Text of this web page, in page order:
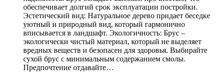
обеспечивает долгий срок эксплуатации постройки.
Эстетический вид: Натуральное дерево придает беседке
уютный и природный вид, который гармонично
вписывается в ландшафт. Экологичность: Брус –
экологически чистый материал, который не выделяет
вредных веществ и безопасен для здоровья. Выбирайте
сухой брус с минимальным содержанием смолы.
Предпочтение отдавайте…